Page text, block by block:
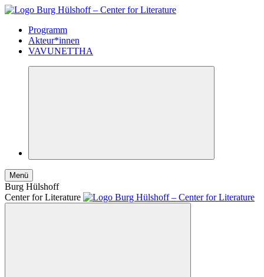
Programm
Akteur*innen
VAVUNETTHA
Menü
Burg Hülshoff
Center for Literature